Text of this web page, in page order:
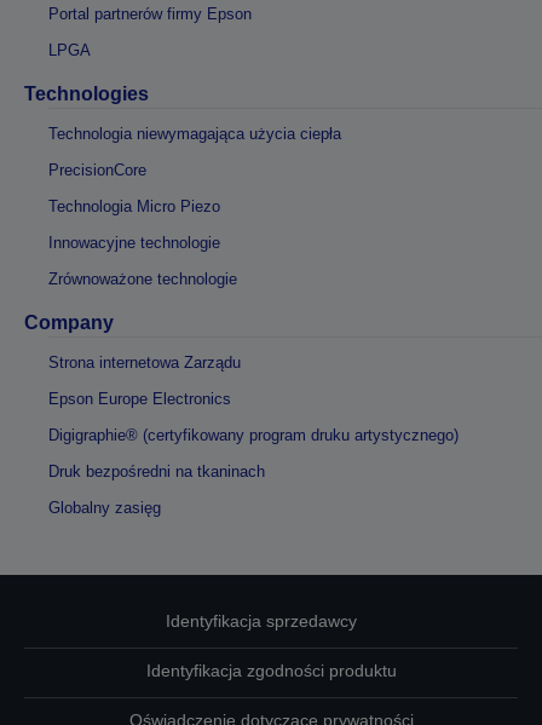
Portal partnerów firmy Epson
LPGA
Technologies
Technologia niewymagająca użycia ciepła
PrecisionCore
Technologia Micro Piezo
Innowacyjne technologie
Zrównoważone technologie
Company
Strona internetowa Zarządu
Epson Europe Electronics
Digigraphie® (certyfikowany program druku artystycznego)
Druk bezpośredni na tkaninach
Globalny zasięg
Identyfikacja sprzedawcy
Identyfikacja zgodności produktu
Oświadczenie dotyczące prywatności